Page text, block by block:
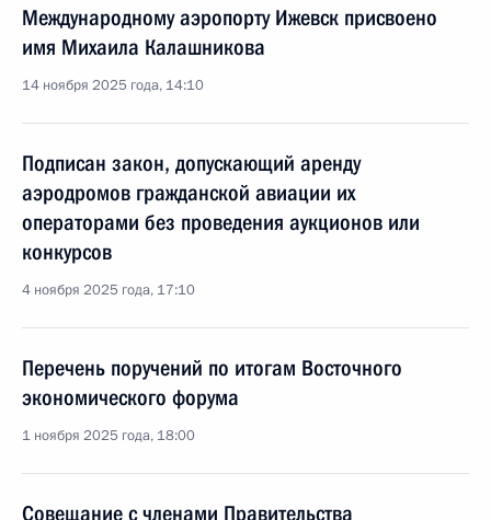
Международному аэропорту Ижевск присвоено
имя Михаила Калашникова
14 ноября 2025 года, 14:10
Подписан закон, допускающий аренду
аэродромов гражданской авиации их
операторами без проведения аукционов или
конкурсов
4 ноября 2025 года, 17:10
Перечень поручений по итогам Восточного
экономического форума
1 ноября 2025 года, 18:00
Совещание с членами Правительства